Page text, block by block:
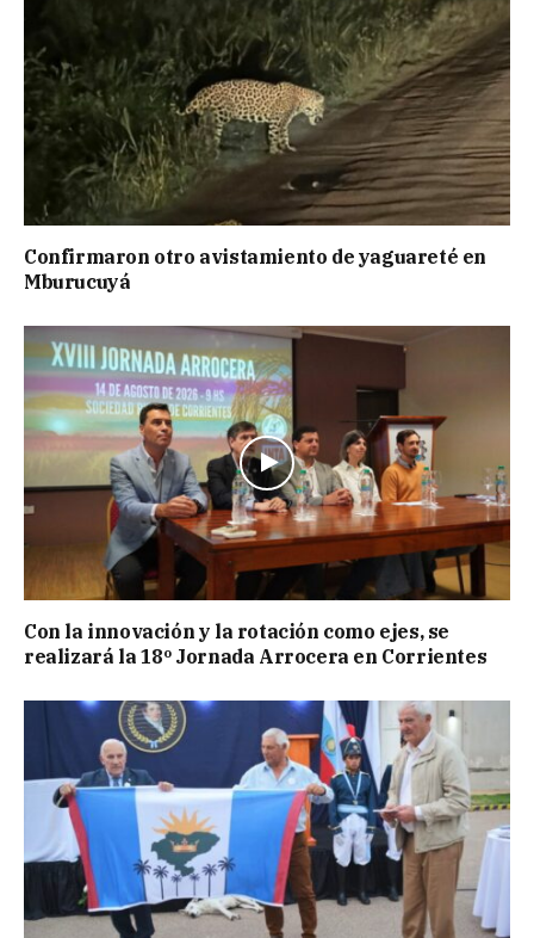
Confirmaron otro avistamiento de yaguareté en
Mburucuyá
Con la innovación y la rotación como ejes, se
realizará la 18º Jornada Arrocera en Corrientes